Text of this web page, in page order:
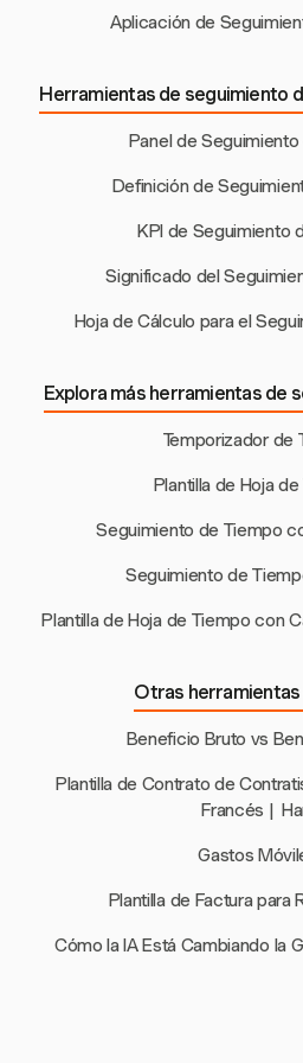
Aplicación de
Herramientas de seguimiento
Panel de
Definición de
KPI de Seguimiento
Significado del
Hoja de Cálculo para el
Explora más herramientas de
Temporizador de
Plantilla de Hoja
Seguimiento de Tiempo
Seguimiento de
Plantilla de Hoja de Tiempo con
Otras
Beneficio Bruto vs
Plantilla de Contrato de
Francés |
Gastos
Plantilla de Factura para
Cómo la IA Está Cambiando la